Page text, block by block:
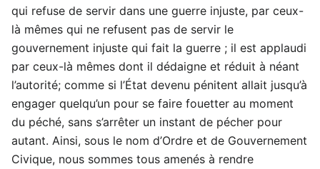
qui refuse de servir dans une guerre injuste, par ceux-
là mêmes qui ne refusent pas de servir le
gouvernement injuste qui fait la guerre ; il est applaudi
par ceux-là mêmes dont il dédaigne et réduit à néant
l’autorité; comme si l’État devenu pénitent allait jusqu’à
engager quelqu’un pour se faire fouetter au moment
du péché, sans s’arrêter un instant de pécher pour
autant. Ainsi, sous le nom d’Ordre et de Gouvernement
Civique, nous sommes tous amenés à rendre